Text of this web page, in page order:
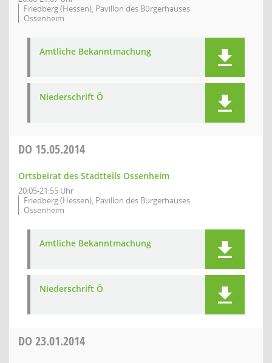
Friedberg (Hessen), Pavillon des Bürgerhauses
Ossenheim
Amtliche Bekanntmachung
Niederschrift Ö
DO 15.05.2014
Ortsbeirat des Stadtteils Ossenheim
20:05-21:55 Uhr
Friedberg (Hessen), Pavillon des Bürgerhauses
Ossenheim
Amtliche Bekanntmachung
Niederschrift Ö
DO 23.01.2014